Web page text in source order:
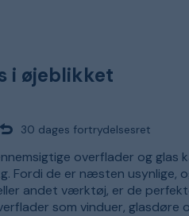
i øjeblikket
30 dages fortrydelsesret
overflader og glas
Fordi de er næsten usynlige,
andet værktøj, er de
som vinduer, glasdøre